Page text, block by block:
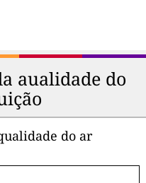
aualidade do
do ar